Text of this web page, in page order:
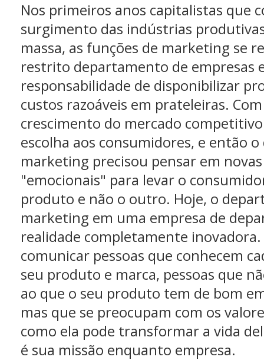
Nos primeiros anos capitalistas que
surgimento das indústrias
massa, as funções de marketing se
restrito departamento de empresas
responsabilidade de disponibilizar
custos razoáveis em prateleiras.
crescimento do mercado
escolha aos consumidores, e então
marketing precisou pensar em
"emocionais" para levar o
produto e não o outro. Hoje, o
marketing em uma empresa de
realidade completamente inovadora.
comunicar pessoas que conhecem
seu produto e marca, pessoas que
ao que o seu produto tem de bom
mas que se preocupam com os
como ela pode transformar a vida
é sua missão enquanto empresa.